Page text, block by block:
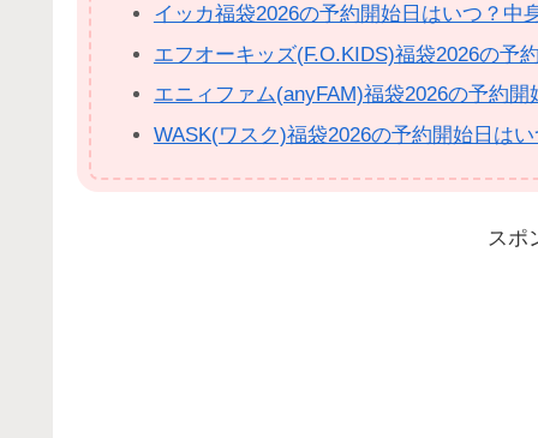
イッカ福袋2026の予約開始日はいつ？中
エフオーキッズ(F.O.KIDS)福袋2026の予
エニィファム(anyFAM)福袋2026の予約
WASK(ワスク)福袋2026の予約開始日は
スポ